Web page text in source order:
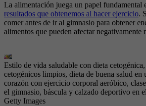
La alimentación juega un papel fundamental
resultados que obtenemos al hacer ejercicio.
comer antes de ir al gimnasio para obtener
alimentos que pueden afectar negativamente
Estilo de vida saludable con dieta
cetogénicos limpios, dieta de buena salud en
corazón con ejercicio corporal aeróbico,
el gimnasio, báscula y calzado deportivo en
Getty Images